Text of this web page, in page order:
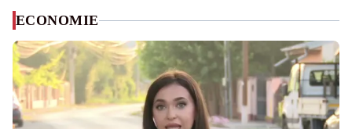
ECONOMIE